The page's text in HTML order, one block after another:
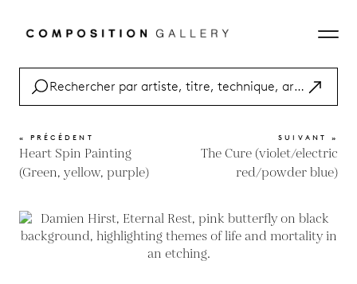
« PRÉCÉDENT
Heart Spin Painting
(Green, yellow, purple)
SUIVANT »
The Cure (violet/electric
red/powder blue)